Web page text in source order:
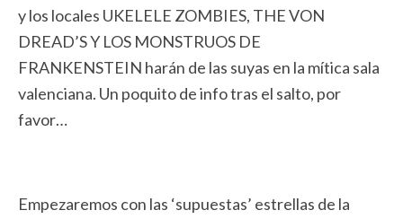
y los locales UKELELE ZOMBIES, THE VON
DREAD’S Y LOS MONSTRUOS DE
FRANKENSTEIN harán de las suyas en la mítica sala
valenciana. Un poquito de info tras el salto, por
favor…
Empezaremos con las ‘supuestas’ estrellas de la